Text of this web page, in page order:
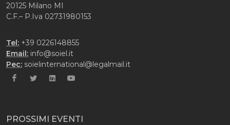
20125 Milano MI
C.F.– P.Iva 02731980153
Tel: +39 0226148855
Email: info@soiel.it
Pec: soielinternational@legalmail.it
PROSSIMI EVENTI